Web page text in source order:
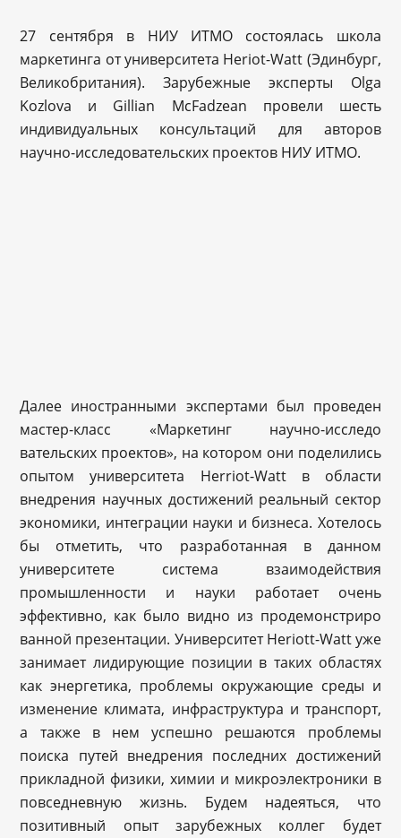
27 сентября в НИУ ИТМО состоялась школа
маркетинга от университета Heriot-Watt (Эдинбург,
Великобритания). Зарубежные эксперты Olga
Kozlova и Gillian McFadzean провели шесть
индивидуальных консультаций для авторов
научно-исследовательских проектов НИУ ИТМО.
Далее иностранными экспертами был проведен
мастер-класс «Маркетинг научно-исследо
вательских проектов», на котором они поделились
опытом университета Herriot-Watt в области
внедрения научных достижений реальный сектор
экономики, интеграции науки и бизнеса. Хотелось
бы отметить, что разработанная в данном
университете система взаимодействия
промышленности и науки работает очень
эффективно, как было видно из продемонстриро
ванной презентации. Университет Heriott-Watt уже
занимает лидирующие позиции в таких областях
как энергетика, проблемы окружающие среды и
изменение климата, инфраструктура и транспорт,
а также в нем успешно решаются проблемы
поиска путей внедрения последних достижений
прикладной физики, химии и микроэлектроники в
повседневную жизнь. Будем надеяться, что
позитивный опыт зарубежных коллег будет